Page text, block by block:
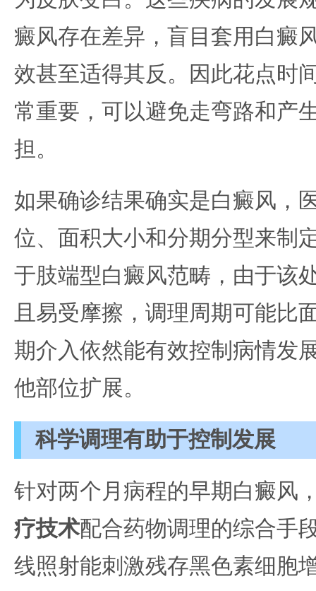
癜风存在差异，盲目套用白癜
效甚至适得其反。因此花点时
常重要，可以避免走弯路和产
担。
如果确诊结果确实是白癜风，
位、面积大小和分期分型来制
于肢端型白癜风范畴，由于该
且易受摩擦，调理周期可能比
期介入依然能有效控制病情发
他部位扩展。
科学调理有助于控制发展
针对两个月病程的早期白癜风
疗技术配合药物调理的综合手
线照射能刺激残存黑色素细胞